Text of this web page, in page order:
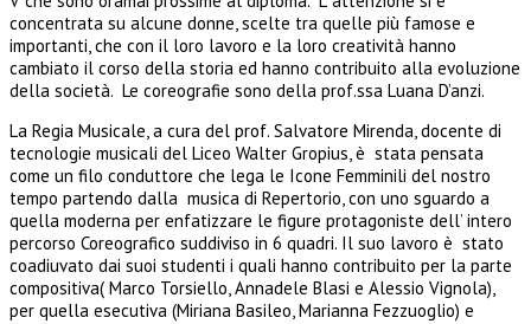
concentrata su alcune donne, scelte tra quelle più famose e
importanti, che con il loro lavoro e la loro creatività hanno
cambiato il corso della storia ed hanno contribuito alla evoluzione
della società. Le coreografie sono della prof.ssa Luana D’anzi.
La Regia Musicale, a cura del prof. Salvatore Mirenda, docente di
tecnologie musicali del Liceo Walter Gropius, è stata pensata
come un filo conduttore che lega le Icone Femminili del nostro
tempo partendo dalla musica di Repertorio, con uno sguardo a
quella moderna per enfatizzare le figure protagoniste dell’ intero
percorso Coreografico suddiviso in 6 quadri. Il suo lavoro è stato
coadiuvato dai suoi studenti i quali hanno contribuito per la parte
compositiva( Marco Torsiello, Annadele Blasi e Alessio Vignola),
per quella esecutiva (Miriana Basileo, Marianna Fezzuoglio) e